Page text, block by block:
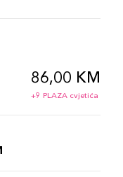
86,00 KM
+9 PLAZA cvjetića